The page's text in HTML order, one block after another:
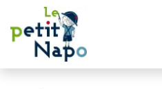
Se rendre au contenu